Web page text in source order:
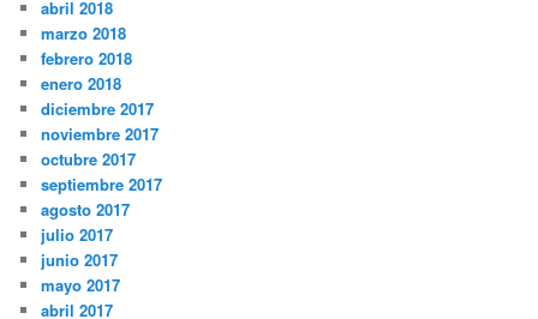
abril 2018
marzo 2018
febrero 2018
enero 2018
diciembre 2017
noviembre 2017
octubre 2017
septiembre 2017
agosto 2017
julio 2017
junio 2017
mayo 2017
abril 2017